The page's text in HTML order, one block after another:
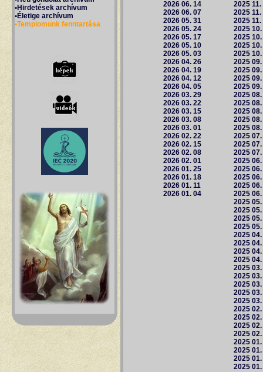
2026 06. 14
2026 06. 07
2026 05. 31
2026 05. 24
2026 05. 17
2026 05. 10
2026 05. 03
2026 04. 26
2026 04. 19
2026 04. 12
2026 04. 05
2026 03. 29
2026 03. 22
2026 03. 15
2026 03. 08
2026 03. 01
2026 02. 22
2026 02. 15
2026 02. 08
2026 02. 01
2026 01. 25
2026 01. 18
2026 01. 11
2026 01. 04
2025 11.
2025 11.
2025 11.
2025 10.
2025 10.
2025 10.
2025 10.
2025 09.
2025 09.
2025 09.
2025 09.
2025 08.
2025 08.
2025 08.
2025 08.
2025 08.
2025 07.
2025 07.
2025 07.
2025 06.
2025 06.
2025 06.
2025 06.
2025 06.
2025 05.
2025 05.
2025 05.
2025 05.
2025 04.
2025 04.
2025 04.
2025 04.
2025 03.
2025 03.
2025 03.
2025 03.
2025 03.
2025 02.
2025 02.
2025 02.
2025 02.
2025 01.
2025 01.
2025 01.
2025 01.